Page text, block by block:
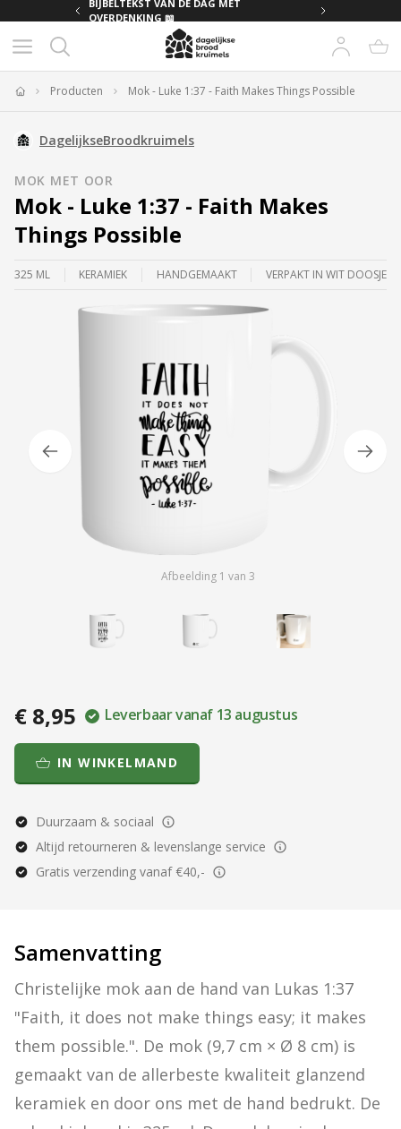
BIJBELTEKST VAN DE DAG MET
OVERDENKING 📖
Producten Mok - Luke 1:37 - Faith Makes Things Possible
DagelijkseBroodkruimels
MOK MET OOR
Mok - Luke 1:37 - Faith Makes
Things Possible
325 ML KERAMIEK HANDGEMAAKT VERPAKT IN WIT DOOSJE
Afbeelding 1 van 3
€ 8,95 Leverbaar vanaf 13 augustus
IN WINKELMAND
Duurzaam & sociaal
Altijd retourneren & levenslange service
Gratis verzending vanaf €40,-
Samenvatting
Christelijke mok aan de hand van Lukas 1:37
"Faith, it does not make things easy; it makes
them possible.". De mok (9,7 cm × Ø 8 cm) is
gemaakt van de allerbeste kwaliteit glanzend
keramiek en door ons met de hand bedrukt. De